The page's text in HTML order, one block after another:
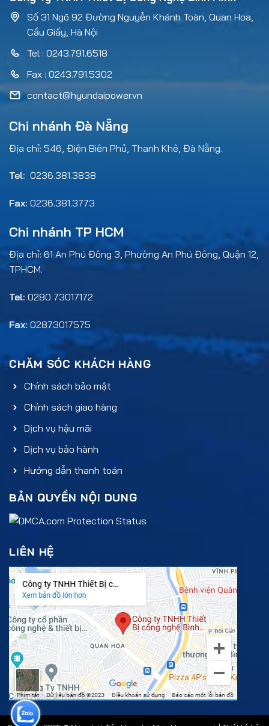
Số 31 Ngõ 92 Đường Nguyễn Khánh Toàn, Quan Hoa,
Cầu Giấy, Hà Nội
Tel : 0243.791.6518
Fax : 0243.791.5302
contact@hyundaipower.vn
Chi nhánh Đà Nẵng
Địa chỉ: 546, Điện Biên Phủ, Thanh Khê, Đà Nẵng.
Tel: 0236.381.3838
Fax: 0236.381.3773
Chi nhánh TP HCM
Địa chỉ: 61 An Phú Đông 3, Phường An Phú Đông, Quận 12,
TPHCM.
Tel: 0280 73017172
Fax:02873017575
CHĂM SÓC KHÁCH HÀNG
Chính sách bảo mật
Chính sách giao hàng
Dịch vụ hậu mãi
Dịch vụ bảo hành
Hướng dẫn thanh toán
BẢN QUYỀN NỘI DUNG
LIÊN HỆ